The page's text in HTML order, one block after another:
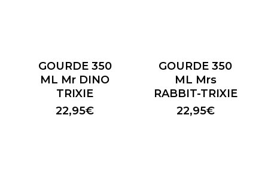
GOURDE 350
ML Mr DINO
TRIXIE
22,95€
GOURDE 350
ML Mrs
RABBIT-TRIXIE
22,95€